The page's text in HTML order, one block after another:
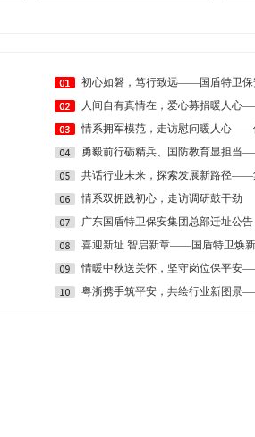
情系双拥践初心，走访调研鼓干劲
广东国盾特卫保安集团总部迁址公告